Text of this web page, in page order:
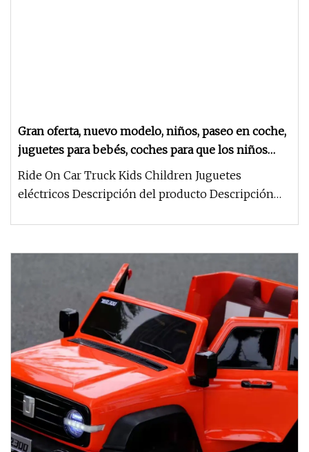
Gran oferta, nuevo modelo, niños, paseo en coche,
juguetes para bebés, coches para que los niños
conduzcan, paseo en el coche
Ride On Car Truck Kids Children Juguetes
eléctricos Descripción del producto Descripción